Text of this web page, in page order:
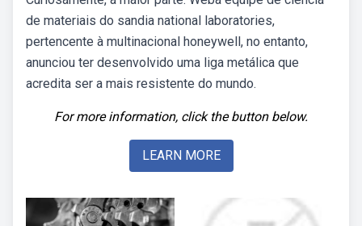
de materiais do sandia national laboratories,
pertencente à multinacional honeywell, no entanto,
anunciou ter desenvolvido uma liga metálica que
acredita ser a mais resistente do mundo.
For more information, click the button below.
LEARN MORE